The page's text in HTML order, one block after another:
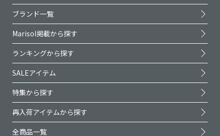
ブランド一覧
Marisol掲載から探す
ランキングから探す
SALEアイテム
特集から探す
再入荷アイテムから探す
全商品一覧